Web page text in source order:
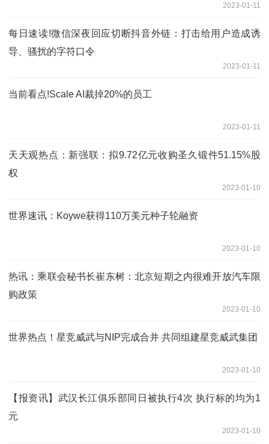
2023-01-11
每日速读!微信深夜回应切断抖音外链：打击给用户造成诱
导、骚扰的字符口令
2023-01-11
当前看点!Scale AI裁掉20%的员工
2023-01-11
天天观热点：新强联：拟9.72亿元收购圣久锻件51.15%股
权
2023-01-10
世界速讯：Koywe获得110万美元种子轮融资
2023-01-10
热讯：乘联会秘书长崔东树：北京短期之内很难开放汽车限
购政策
2023-01-10
世界热点！星竞威武与NIP完成合并 共同组建星竞威武集团
2023-01-10
【报资讯】武汉长江俱乐部同日被执行4次 执行标的均为1
元
2023-01-10